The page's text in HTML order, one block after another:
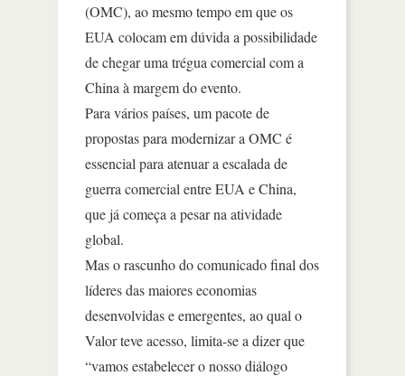
(OMC), ao mesmo tempo em que os
EUA colocam em dúvida a possibilidade
de chegar uma trégua comercial com a
China à margem do evento.
Para vários países, um pacote de
propostas para modernizar a OMC é
essencial para atenuar a escalada de
guerra comercial entre EUA e China,
que já começa a pesar na atividade
global.
Mas o rascunho do comunicado final dos
líderes das maiores economias
desenvolvidas e emergentes, ao qual o
Valor teve acesso, limita-se a dizer que
“vamos estabelecer o nosso diálogo